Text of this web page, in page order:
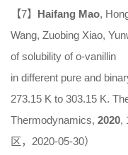
【7】 Haifang Mao,
Wang, Zuobing Xiao,
of solubility of o-vanillin
in different pure and
273.15 K to 303.15 K.
Thermodynamics, 2020,
区，2020-05-30）